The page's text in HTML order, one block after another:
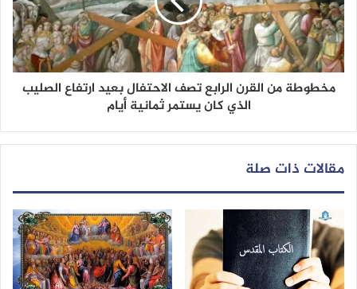
مخطوطة من القرن الرابع تصف الاحتفال بعيد ارتفاع الصليب
الذي كان يستمر ثمانية أيام
مقالات ذات صلة